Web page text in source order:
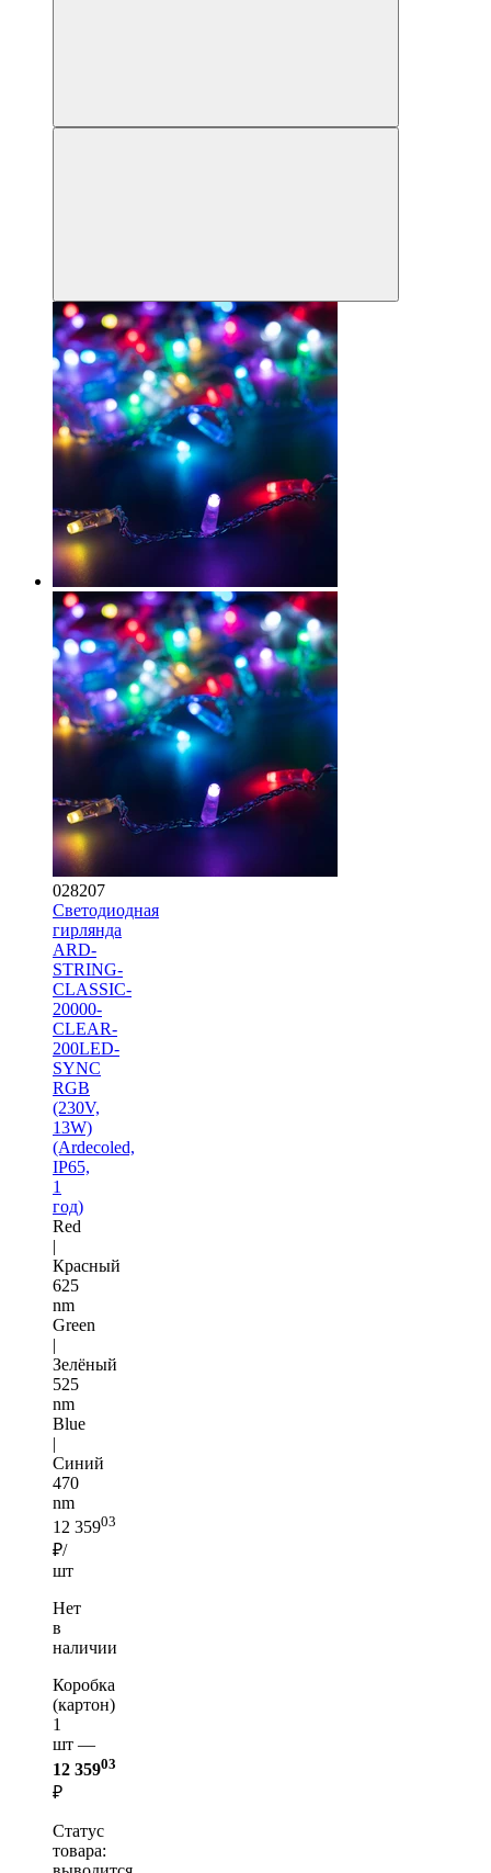
028207
Светодиодная
гирлянда
ARD-
STRING-
CLASSIC-
20000-
CLEAR-
200LED-
SYNC
RGB
(230V,
13W)
(Ardecoled,
IP65,
1
год)
Red
|
Красный
625
nm
Green
|
Зелёный
525
nm
Blue
|
Синий
470
nm
12 35903
₽/
шт
Нет
в
наличии
Коробка
(картон)
1
шт —
12 35903
₽
Статус
товара: